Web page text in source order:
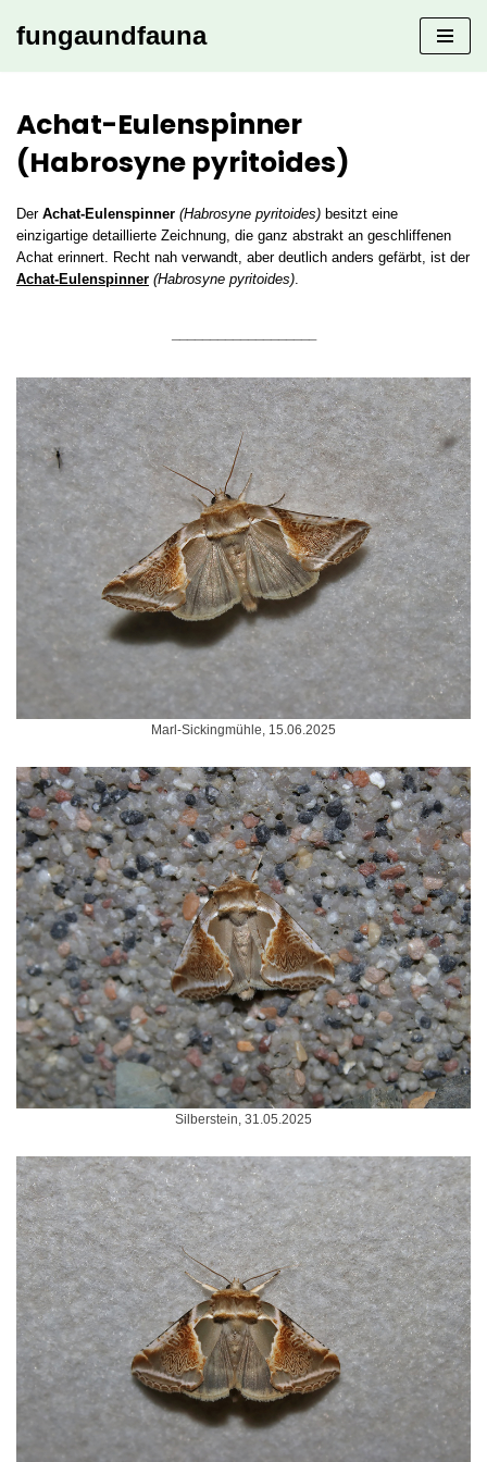
fungaundfauna
Achat-Eulenspinner
(Habrosyne pyritoides)
Der Achat-Eulenspinner (Habrosyne pyritoides) besitzt eine
einzigartige detaillierte Zeichnung, die ganz abstrakt an geschliffenen
Achat erinnert. Recht nah verwandt, aber deutlich anders gefärbt, ist der
Achat-Eulenspinner (Habrosyne pyritoides).
Marl-Sickingmühle, 15.06.2025
Silberstein, 31.05.2025